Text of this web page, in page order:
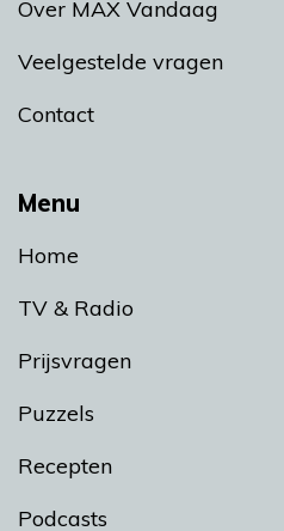
Menu
Home
TV & Radio
Prijsvragen
Puzzels
Recepten
Podcasts
Over MAX Vandaag
Veelgestelde vragen
Contact